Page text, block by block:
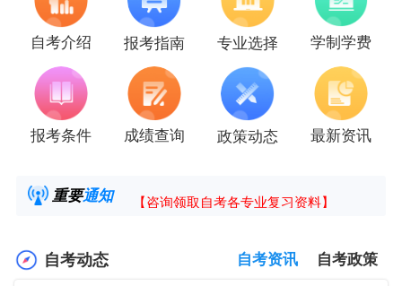
自考介绍 报考指南 专业选择 学制学费
报考条件 成绩查询 政策动态 最新资讯
重要通知
2025年4月湖南自考课程安排及教材目录已
【咨询领取自考各专业复习资料】
自考动态 自考资讯 自考政策